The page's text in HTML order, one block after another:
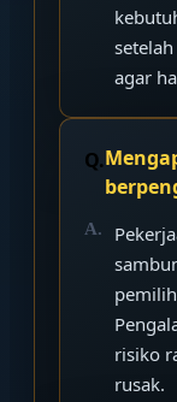
agar
risiko
rusak.